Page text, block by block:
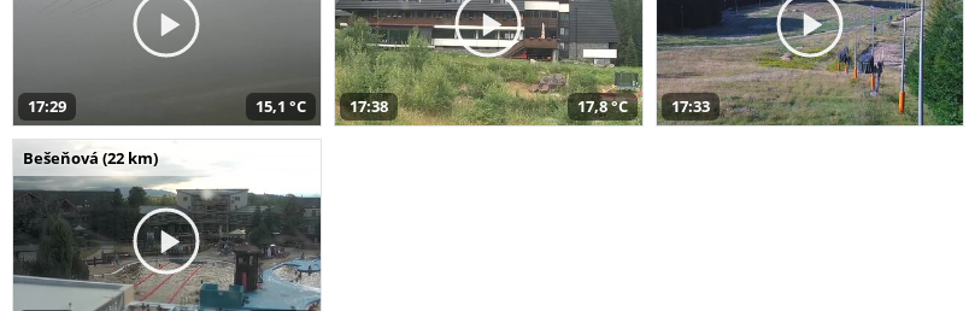
17:29 15,1 °C 17:38 17,8 °C 17:33
Bešeňová (22 km)